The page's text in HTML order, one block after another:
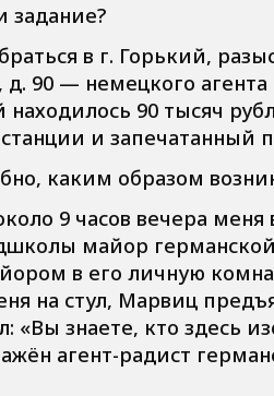
задание?
в г. Горький,
90 — немецкого
находилось 90 тысяч
и запечатанный
каким образом
9 часов вечера
майор
в его личную
на стул, Марвиц
«Вы знаете, кто здесь
агент-радист